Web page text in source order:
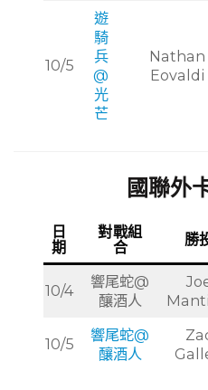
10/5
遊
騎
兵
@
光
芒
Nathan
Eovaldi
國聯外
日
期
對戰組
合
勝
10/4
響尾蛇@
釀酒人
10/5
響尾蛇@
釀酒人